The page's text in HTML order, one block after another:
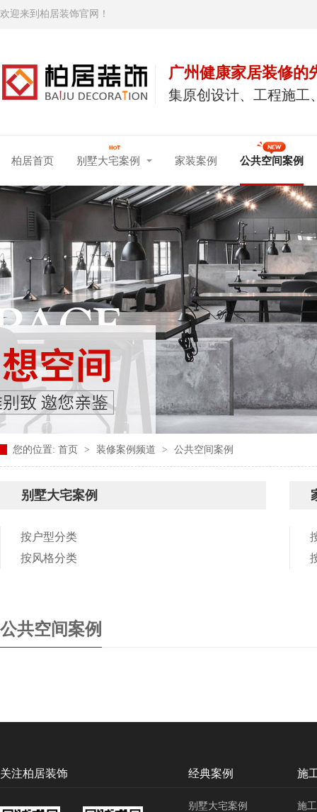
欢迎来到柏居装饰官网！
广州健康家居装修的
集原创设计、工程施工
柏居首页 别墅大宅案例 家装案例 公共空间案例
您的位置: 首页 > 装修案例频道 > 公共空间案例
别墅大宅案例
按户型分类
按风格分类
公共空间案例
关注柏居装饰 经典案例
别墅大宅案例
施
施